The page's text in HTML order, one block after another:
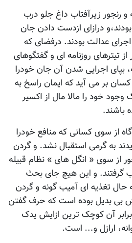
رنجور زیرآفتاب داغ جلو درب
درازای ازدست دادن جان
عدالت بودند. درفضای که
تیترهای روزنامه ای و گفتگوهای
بپای اجرایی شدن آن جان خودرا
بر می آید که ایمان راسخ به
خود را مالا مال از اکسیر
باشند.
از سوی کسانی که منافع خودرا
به گرمی استقبال نشد. و گردن
از سوی « انگل های » نظام قبیله
گرفتند. و این هیچ جای بحث
حال تغذیه ای آمیب گونه و گردن
بی بدیل بوده است که حرف گفتن
برابر آن کوچک ترین ازایش یدک
ارازل و... است‌.